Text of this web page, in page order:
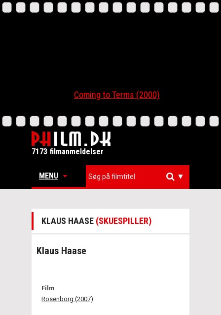
Coming to Terms (2000)
7173 filmanmeldelser
MENU ▼
KLAUS HAASE (SKUESPILLER)
Klaus Haase
Film
Rosenborg (2007)